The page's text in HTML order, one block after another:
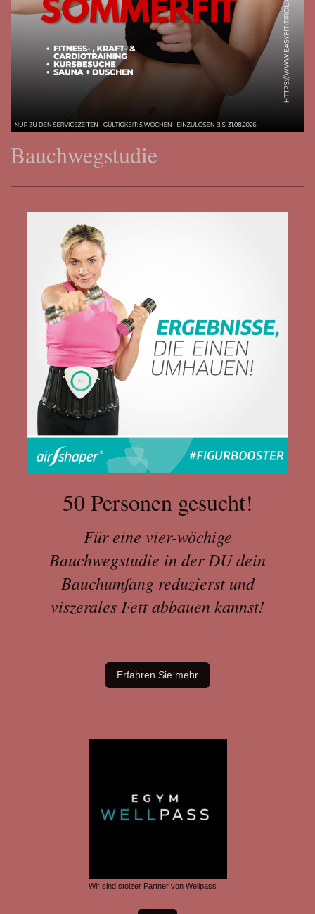
Bauchwegstudie
50 Personen gesucht!
Für eine vier-wöchige
Bauchwegstudie in der DU dein
Bauchumfang reduzierst und
viszerales Fett abbauen kannst!
Erfahren Sie mehr
Wir sind stolzer Partner von Wellpass